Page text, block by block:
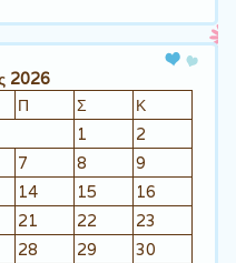
2026
Π Σ
Κ
1
2
7 8
9
14 15
16
21 22
23
28 29
30